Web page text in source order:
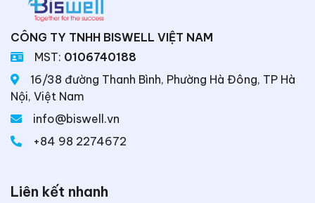
CÔNG TY TNHH BISWELL VIỆT NAM
MST: 0106740188
16/38 đường Thanh Bình, Phường Hà Đông, TP Hà
Nội, Việt Nam
info@biswell.vn
+84 98 2274672
Liên kết nhanh